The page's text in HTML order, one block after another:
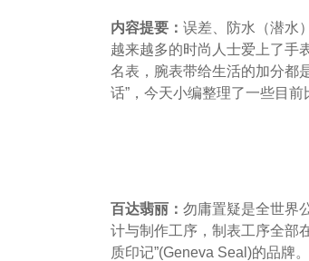
内容提要： 误差、防水（潜水
越来越多的时尚人士爱上了手
名表，腕表带给生活的加分都
话”，今天小编整理了一些目
百达翡丽： 勿庸置疑是全世界
计与制作工序，制表工序全部
质印记”(Geneva Seal)的品牌。